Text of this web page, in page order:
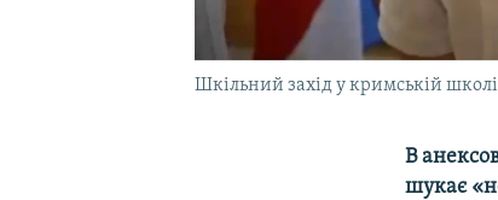
Шкільний захід у кримській
В
шукає